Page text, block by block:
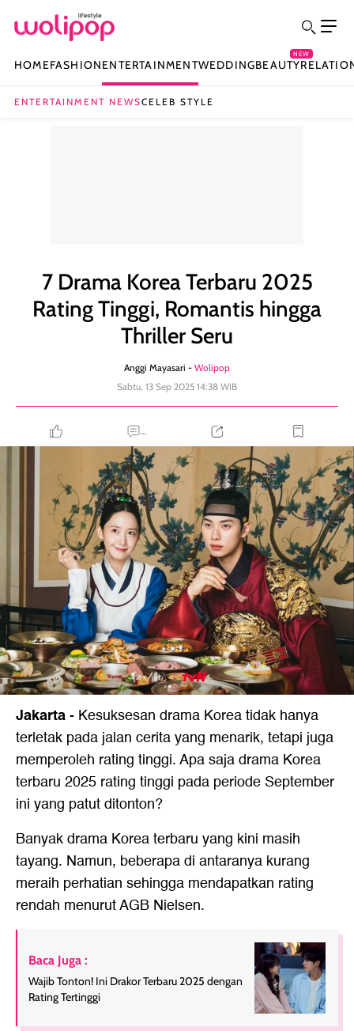
HOMEFASHIONENTERTAINMENTWEDDINGBEAUTY
NEW
ENTERTAINMENT NEWSCELEB STYLE
7 Drama Korea Terbaru 2025
Rating Tinggi, Romantis hingga
Thriller Seru
Anggi Mayasari - Wolipop
Sabtu, 13 Sep 2025 14:38 WIB
...
Jakarta- Kesuksesan drama Korea tidak hanya
terletak pada jalan cerita yang menarik, tetapi juga
memperoleh rating tinggi. Apa saja drama Korea
terbaru 2025 rating tinggi pada periode September
ini yang patut ditonton?
Banyak drama Korea terbaru yang kini masih
tayang. Namun, beberapa di antaranya kurang
meraih perhatian sehingga mendapatkan rating
rendah menurut AGB Nielsen.
Baca Juga :
Wajib Tonton! Ini Drakor Terbaru 2025 dengan
Rating Tertinggi